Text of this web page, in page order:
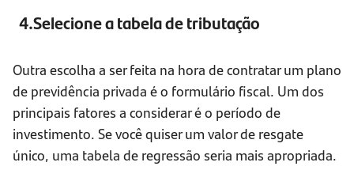
4.Selecione a tabela de tributação
Outra escolha a ser feita na hora de contratar um plano
de previdência privada é o formulário fiscal. Um dos
principais fatores a considerar é o período de
investimento. Se você quiser um valor de resgate
único, uma tabela de regressão seria mais apropriada.